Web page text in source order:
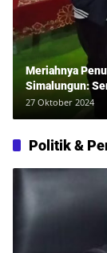
Meriahnya
Simalungun:
Sehat Bersama
27 Oktober 2024
Politik &